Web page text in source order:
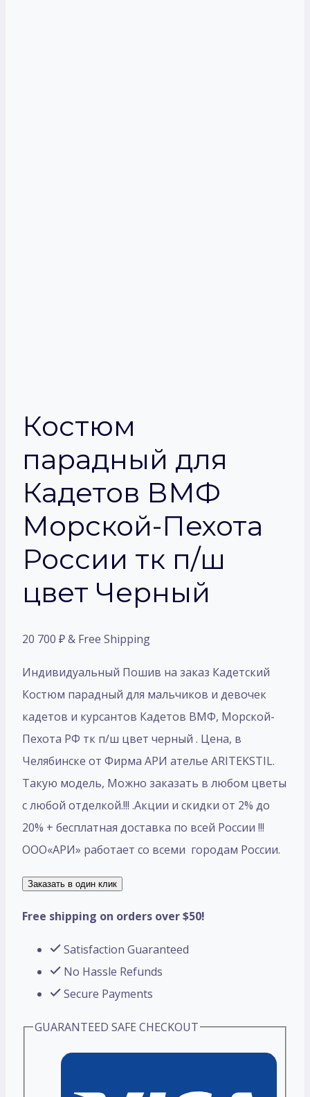
Костюм
парадный для
Кадетов ВМФ
Морской-Пехота
России тк п/ш
цвет Черный
20 700 ₽& Free Shipping
Индивидуальный Пошив на заказ Кадетский
Костюм парадный для мальчиков и девочек
кадетов и курсантов Кадетов ВМФ, Морской-
Пехота РФ тк п/ш цвет черный . Цена, в
Челябинске от Фирма АРИ ателье ARITEKSTIL.
Такую модель, Mожно заказать в любом цветы
с любой отделкой.!!! .Акции и скидки от 2% до
20% + бесплатная доставка по всей России !!!
ООО«АРИ» работает со всеми городам России.
Заказать в один клик
Free shipping on orders over $50!
Satisfaction Guaranteed
No Hassle Refunds
Secure Payments
GUARANTEED SAFE CHECKOUT